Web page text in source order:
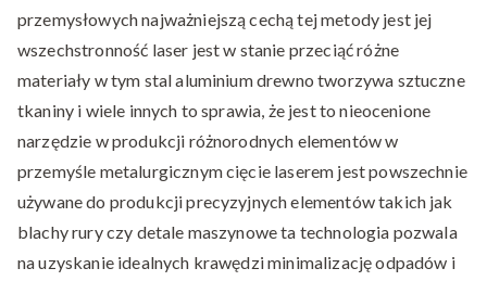
przemysłowych najważniejszą cechą tej metody jest jej
wszechstronność laser jest w stanie przeciąć różne
materiały w tym stal aluminium drewno tworzywa sztuczne
tkaniny i wiele innych to sprawia, że jest to nieocenione
narzędzie w produkcji różnorodnych elementów w
przemyśle metalurgicznym cięcie laserem jest powszechnie
używane do produkcji precyzyjnych elementów takich jak
blachy rury czy detale maszynowe ta technologia pozwala
na uzyskanie idealnych krawędzi minimalizację odpadów i